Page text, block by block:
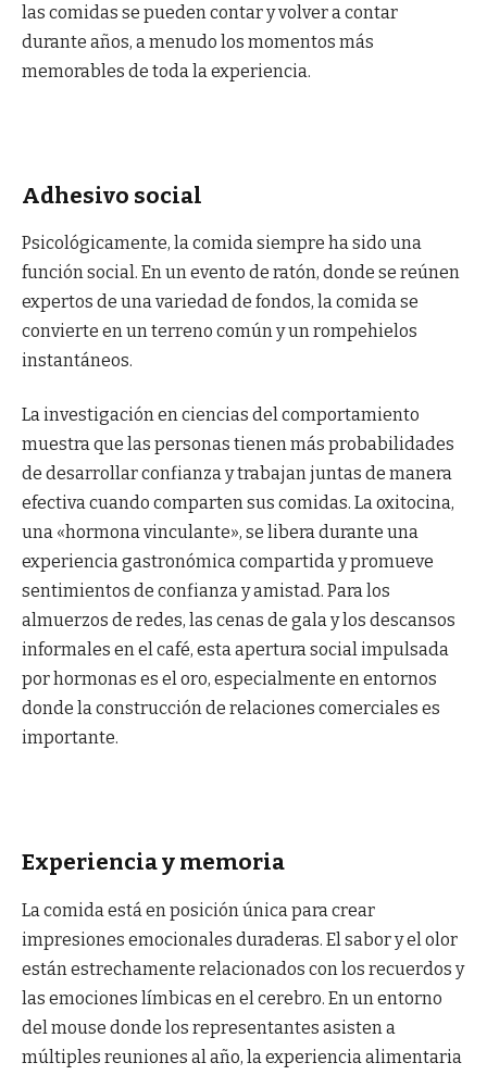
las comidas se pueden contar y volver a contar
durante años, a menudo los momentos más
memorables de toda la experiencia.
Adhesivo social
Psicológicamente, la comida siempre ha sido una
función social. En un evento de ratón, donde se reúnen
expertos de una variedad de fondos, la comida se
convierte en un terreno común y un rompehielos
instantáneos.
La investigación en ciencias del comportamiento
muestra que las personas tienen más probabilidades
de desarrollar confianza y trabajan juntas de manera
efectiva cuando comparten sus comidas. La oxitocina,
una «hormona vinculante», se libera durante una
experiencia gastronómica compartida y promueve
sentimientos de confianza y amistad. Para los
almuerzos de redes, las cenas de gala y los descansos
informales en el café, esta apertura social impulsada
por hormonas es el oro, especialmente en entornos
donde la construcción de relaciones comerciales es
importante.
Experiencia y memoria
La comida está en posición única para crear
impresiones emocionales duraderas. El sabor y el olor
están estrechamente relacionados con los recuerdos y
las emociones límbicas en el cerebro. En un entorno
del mouse donde los representantes asisten a
múltiples reuniones al año, la experiencia alimentaria